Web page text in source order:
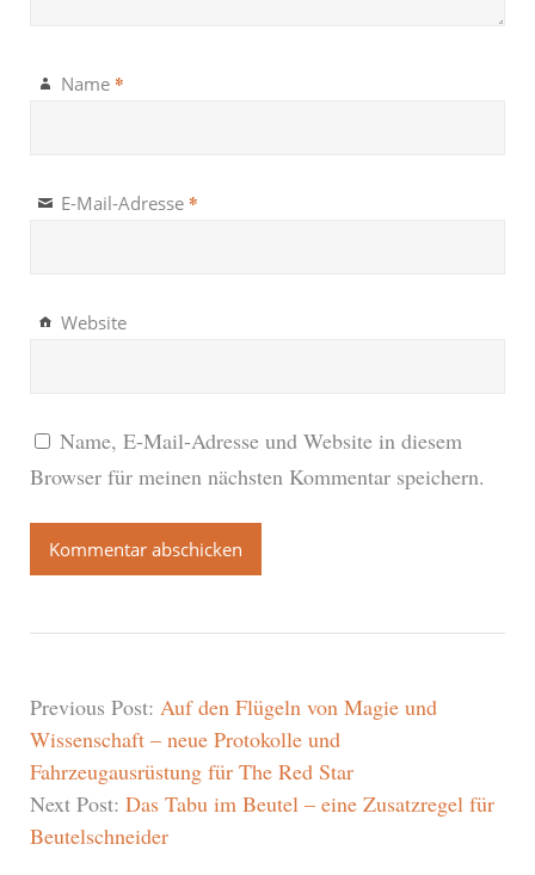
Name *
E-Mail-Adresse *
Website
Name, E-Mail-Adresse und Website in diesem
Browser für meinen nächsten Kommentar speichern.
Previous Post: Auf den Flügeln von Magie und
Wissenschaft – neue Protokolle und
Fahrzeugausrüstung für The Red Star
Next Post: Das Tabu im Beutel – eine Zusatzregel für
Beutelschneider